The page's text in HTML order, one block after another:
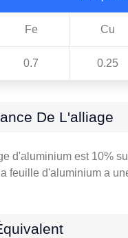
Fe Cu
0.7 0.25
De L'alliage
d'aluminium est 10%
feuille d'aluminium a